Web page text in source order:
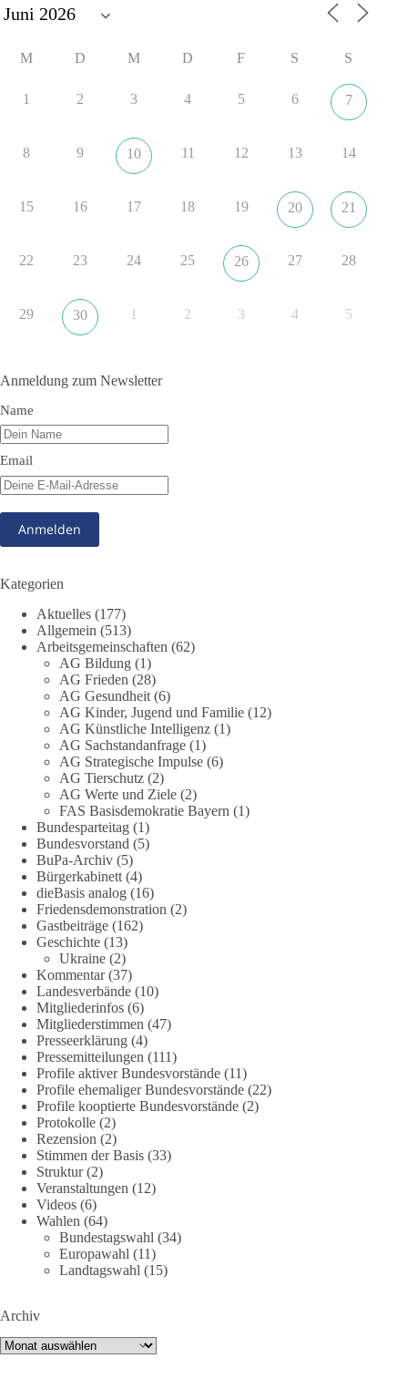
Entscheidungen? 👇
#dieBasis #SachsenAnhalt #Landtagswahl2026
#Kooperation
Sie sagten immer und immer wieder: „Nur die Impfung rettet
Wir sagen heute: Die politischen Ansagen hätten fast mehr
Menschen umgebracht als das Virus selbst.
👉 Teile diesen Beitrag, bevor die nächste Staffel wieder so
absurd wird.
🤝 Jetzt Mitglied werden:
#dieBasis #Meme #Plandemie
DieBasis
2 Tage(n) zuvor
Stimmen der dieBasis – heute mit dem „Demokratie-Bestatter“
Die Energiewende ist bisher kein Erfolg, sondern ein teures,
ineffizientes Unterfangen. Dies belegt eine Auswertung der
NZZ, wonach die Energiewende den Strom nicht billiger,
sondern teurer gemacht hat.
Quelle: https://www.nzz.ch/der-andere-blick/fehlschlag-
energiewende-warum-deutschland-trotz-rekordausbau-von-
wind-und-sonnenkraft-weniger-strom-erzeugt-ld.10006607
🟩🟩🟦🟦🟥🟥🟧🟧
„Wir brauchen dringend wettbewerbsfähige Energiepreise und
eine ideologiefreie Diskussion“, meint der Demokratie-
Bestatter.
Wie siehst du das?
🤝 Jetzt Politik für die Menschen mitgestalten:
https://diebasis.de/mitgliedschaft/
#dieBasis #energiewende #strompreise #wettbewerb
7
DieBasis
2 Tage(n) zuvor
⚡️ NATO-Gipfel in Ankara: Kriegskonferenz statt
Friedensgipfel!?
Staats- und Regierungschefs zum NATO-Gipfel in der Türkei.
Von der NATO wird behauptet, sie sei das wichtigste
M D M D F S S
1 2 3 4 5 6 7
8 9 10 11 12 13 14
15 16 17 18 19 20 21
22 23 24 25 26 27 28
29 30 1 2 3 4 5
Anmeldung zum Newsletter
Name
Email
Kategorien
Aktuelles (177)
Allgemein (513)
Arbeitsgemeinschaften (62)
AG Bildung (1)
AG Frieden (28)
AG Gesundheit (6)
AG Kinder, Jugend und Familie (12)
AG Künstliche Intelligenz (1)
AG Sachstandanfrage (1)
AG Strategische Impulse (6)
AG Tierschutz (2)
AG Werte und Ziele (2)
FAS Basisdemokratie Bayern (1)
Bundesparteitag (1)
Bundesvorstand (5)
BuPa-Archiv (5)
Bürgerkabinett (4)
dieBasis analog (16)
Friedensdemonstration (2)
Gastbeiträge (162)
Geschichte (13)
Ukraine (2)
Kommentar(37)
Landesverbände (10)
Mitgliederinfos (6)
Mitgliederstimmen (47)
Presseerklärung (4)
Pressemitteilungen (111)
Profile aktiver Bundesvorstände (11)
Profile ehemaliger Bundesvorstände (22)
Profile kooptierte Bundesvorstände (2)
Protokolle (2)
Rezension (2)
Stimmen der Basis (33)
Struktur(2)
Veranstaltungen (12)
Videos (6)
Wahlen (64)
Bundestagswahl (34)
Europawahl (11)
Landtagswahl (15)
Archiv
Archiv